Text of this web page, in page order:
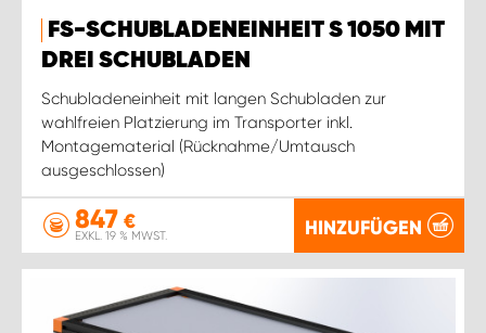
FS-SCHUBLADENEINHEIT S 1050 MIT
DREI SCHUBLADEN
Schubladeneinheit mit langen Schubladen zur
wahlfreien Platzierung im Transporter inkl.
Montagematerial (Rücknahme/Umtausch
ausgeschlossen)
847 €
EXKL. 19 % MWST. HINZUFÜGEN